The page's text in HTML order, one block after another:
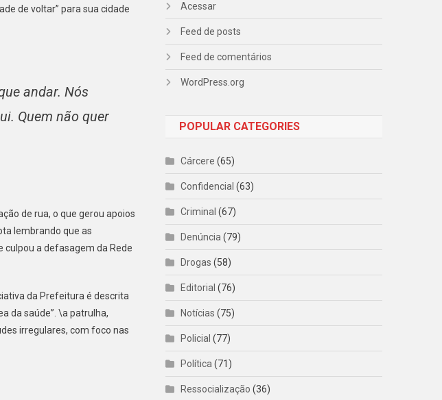
de voltar” para sua cidade
andar. Nós
Quem não quer
de rua, o que gerou apoios
lembrando que as
culpou a defasagem da Rede
da Prefeitura é descrita
da saúde”. \a patrulha,
irregulares, com foco nas
Acessar
Feed de posts
Feed de comentários
WordPress.org
POPULAR CATEGORIES
Cárcere (65)
Confidencial (63)
Criminal (67)
Denúncia (79)
Drogas (58)
Editorial (76)
Notícias (75)
Policial (77)
Política (71)
Ressocialização (36)